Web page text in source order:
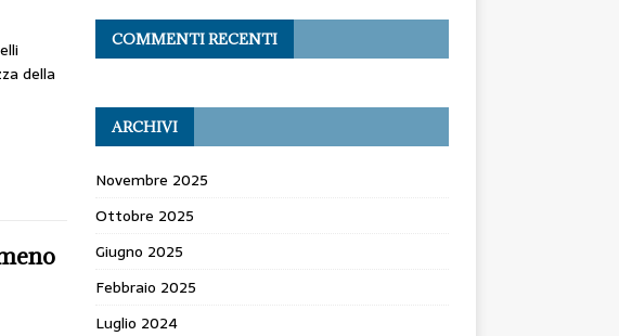
della
COMMENTI RECENTI
ARCHIVI
Novembre 2025
Ottobre 2025
Giugno 2025
Febbraio 2025
Luglio 2024